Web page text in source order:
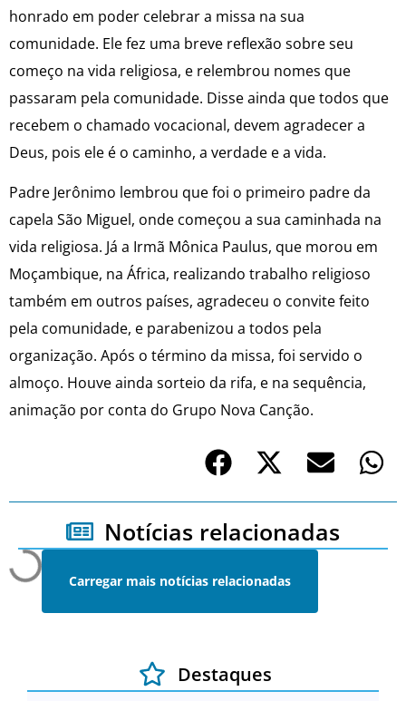
honrado em poder celebrar a missa na sua
comunidade. Ele fez uma breve reflexão sobre seu
começo na vida religiosa, e relembrou nomes que
passaram pela comunidade. Disse ainda que todos que
recebem o chamado vocacional, devem agradecer a
Deus, pois ele é o caminho, a verdade e a vida.
Padre Jerônimo lembrou que foi o primeiro padre da
capela São Miguel, onde começou a sua caminhada na
vida religiosa. Já a Irmã Mônica Paulus, que morou em
Moçambique, na África, realizando trabalho religioso
também em outros países, agradeceu o convite feito
pela comunidade, e parabenizou a todos pela
organização. Após o término da missa, foi servido o
almoço. Houve ainda sorteio da rifa, e na sequência,
animação por conta do Grupo Nova Canção.
Notícias relacionadas
Carregar mais notícias relacionadas
Destaques